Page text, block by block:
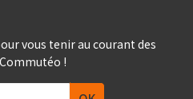
vous tenir au courant des
!